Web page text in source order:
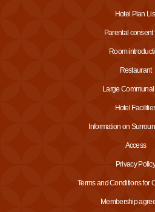
Hotel Plan
Parental consent
Room
Restaurant
Large
Hotel
Information on
Access
Privacy
Terms and Conditions for
Membership